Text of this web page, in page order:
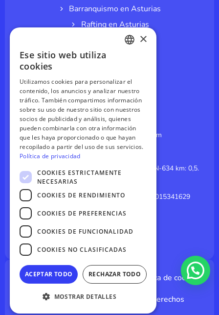
Barranquismo en Asturias
Rafting en Asturias
Espeleología en cuevas
Espeleobarranquismo
Splatmaster
Paintball en Asturias
CONTÁCTANOS
reservas@canoasdelsella.com
985 84 14 64
El Merediz (Coviella, Cangas de Onis). CN-634 km: 0,5.
Arriondas, Asturias 33547
GPS: 43.3926035308325, -5.180260015341629
I
s
g
a
m
Y
u
b
Jaire Canoas © 2026 - todos los derechos
Aviso legalPolítica de privacidadPolítica de cookies
×
Ese sitio web utiliza
cookies
Utilizamos cookies para personalizar el
contenido, los anuncios y analizar nuestro
tráfico. También compartimos información
sobre su uso de nuestro sitio con nuestros
socios de publicidad y análisis, quienes
pueden combinarla con otra información
que les haya proporcionado o que hayan
recopilado a partir del uso de sus servicios.
Política de privacidad
COOKIES ESTRICTAMENTE
NECESARIAS
COOKIES DE RENDIMIENTO
COOKIES DE PREFERENCIAS
COOKIES DE FUNCIONALIDAD
COOKIES NO CLASIFICADAS
ACEPTAR TODO RECHAZAR TODO
MOSTRAR DETALLES